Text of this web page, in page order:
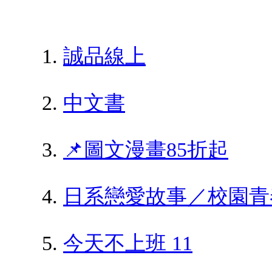
誠品線上
中文書
📌圖文漫畫85折起
日系戀愛故事／校園
今天不上班 11